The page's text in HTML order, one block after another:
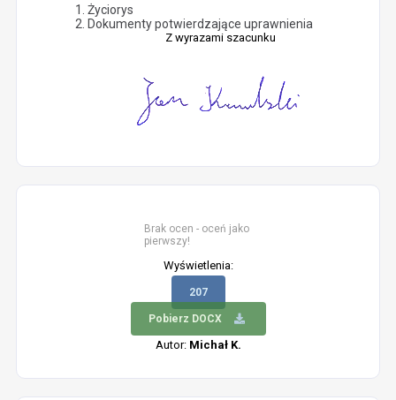
Życiorys
Dokumenty potwierdzające uprawnienia
Z wyrazami szacunku
Brak ocen - oceń jako
pierwszy!
Wyświetlenia:
207
Pobierz DOCX
Autor: Michał K.